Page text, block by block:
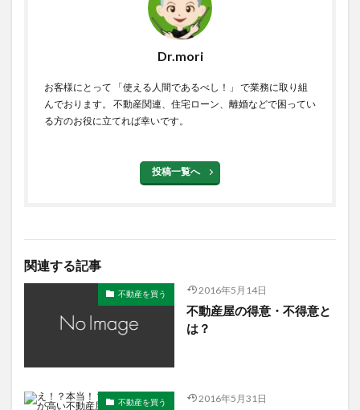
Dr.mori
お客様にとって 「使える人間であるべし！」 で業務に取り組
んでおります。 不動産関連、住宅ローン、離婚などで困ってい
る方のお役に立てれば幸いです。
投稿一覧へ
関連する記事
不動産を買う 2016年5月14日
不動産屋の得意・不得意と
は？
不動産を買う 2016年5月31日